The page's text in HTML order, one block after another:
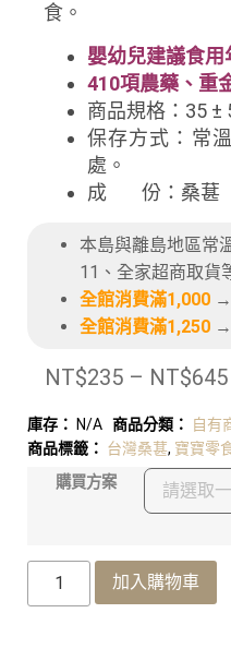
食。
嬰幼兒建議食
410項農藥、重
商品規格：35 ±
保存方式： 常
處。
成 份：桑葚
本島與離島地區常
11、全家超商取貨
全館消費滿1,000 →
全館消費滿1,250 →
NT$235 – NT$645
庫存： N/A 商品分類： 自有
商品標籤： 台灣桑葚, 寶寶零
購買方案
加入購物車